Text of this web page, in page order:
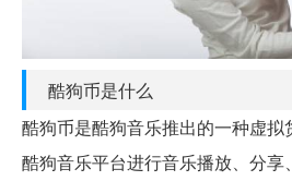
酷狗币是什么
酷狗币是酷狗音乐推出的一种虚拟
酷狗音乐平台进行音乐播放、分